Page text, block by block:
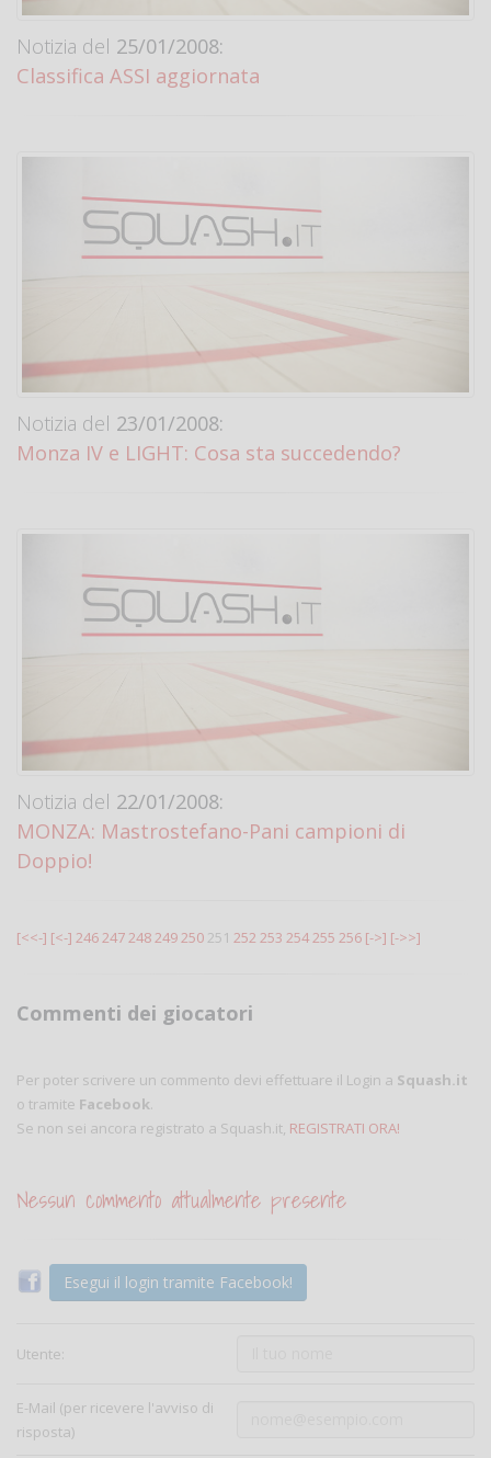
Notizia del 25/01/2008:
Classifica ASSI aggiornata
Notizia del 23/01/2008:
Monza IV e LIGHT: Cosa sta succedendo?
Notizia del 22/01/2008:
MONZA: Mastrostefano-Pani campioni di
Doppio!
[<<-] [<-] 246247248249250 251 252 253 254255 256 [->] [->>]
Commenti dei giocatori
Per poter scrivere un commento devi effettuare il Login a Squash.it
o tramite Facebook.
Se non sei ancora registrato a Squash.it, REGISTRATI ORA!
Nessun commento attualmente presente
Esegui il login tramite Facebook!
Utente:
E-Mail (per ricevere l'avviso di
risposta)